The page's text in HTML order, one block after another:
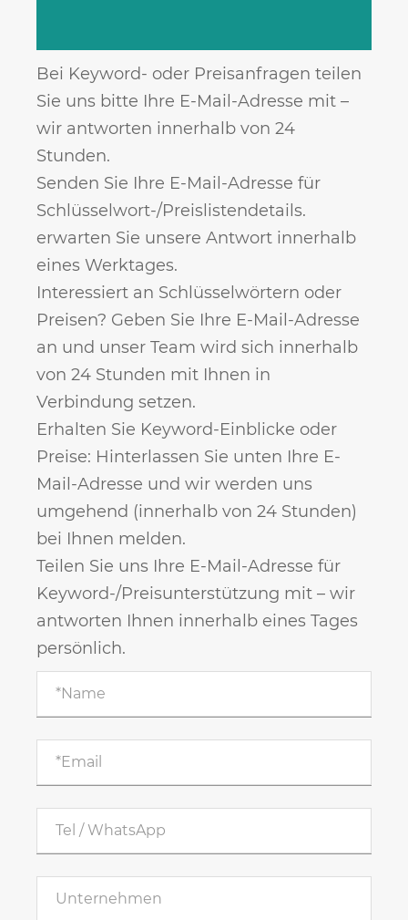
Bei Keyword- oder Preisanfragen teilen
Sie uns bitte Ihre E-Mail-Adresse mit –
wir antworten innerhalb von 24
Stunden.
Senden Sie Ihre E-Mail-Adresse für
Schlüsselwort-/Preislistendetails.
erwarten Sie unsere Antwort innerhalb
eines Werktages.
Interessiert an Schlüsselwörtern oder
Preisen? Geben Sie Ihre E-Mail-Adresse
an und unser Team wird sich innerhalb
von 24 Stunden mit Ihnen in
Verbindung setzen.
Erhalten Sie Keyword-Einblicke oder
Preise: Hinterlassen Sie unten Ihre E-
Mail-Adresse und wir werden uns
umgehend (innerhalb von 24 Stunden)
bei Ihnen melden.
Teilen Sie uns Ihre E-Mail-Adresse für
Keyword-/Preisunterstützung mit – wir
antworten Ihnen innerhalb eines Tages
persönlich.